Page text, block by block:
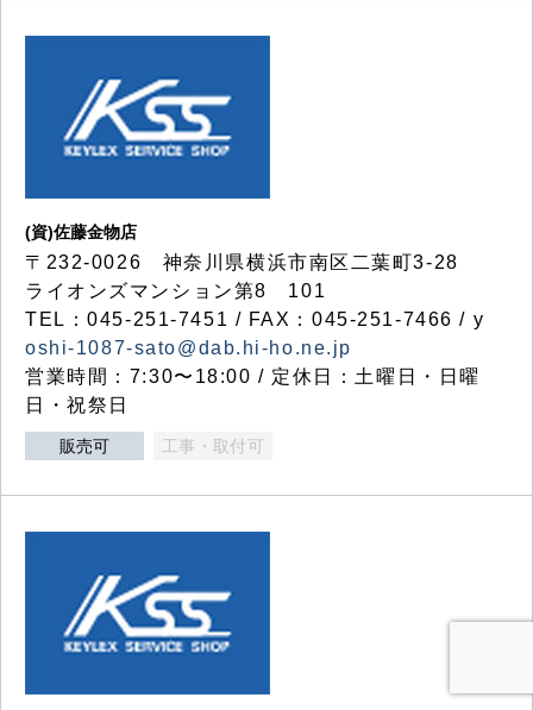
(資)佐藤金物店
〒232-0026 神奈川県横浜市南区二葉町3-28
ライオンズマンション第8 101
TEL：045-251-7451 / FAX：045-251-7466 / y
oshi-1087-sato@dab.hi-ho.ne.jp
営業時間：7:30〜18:00 / 定休日：土曜日・日曜
日・祝祭日
販売可 工事・取付可